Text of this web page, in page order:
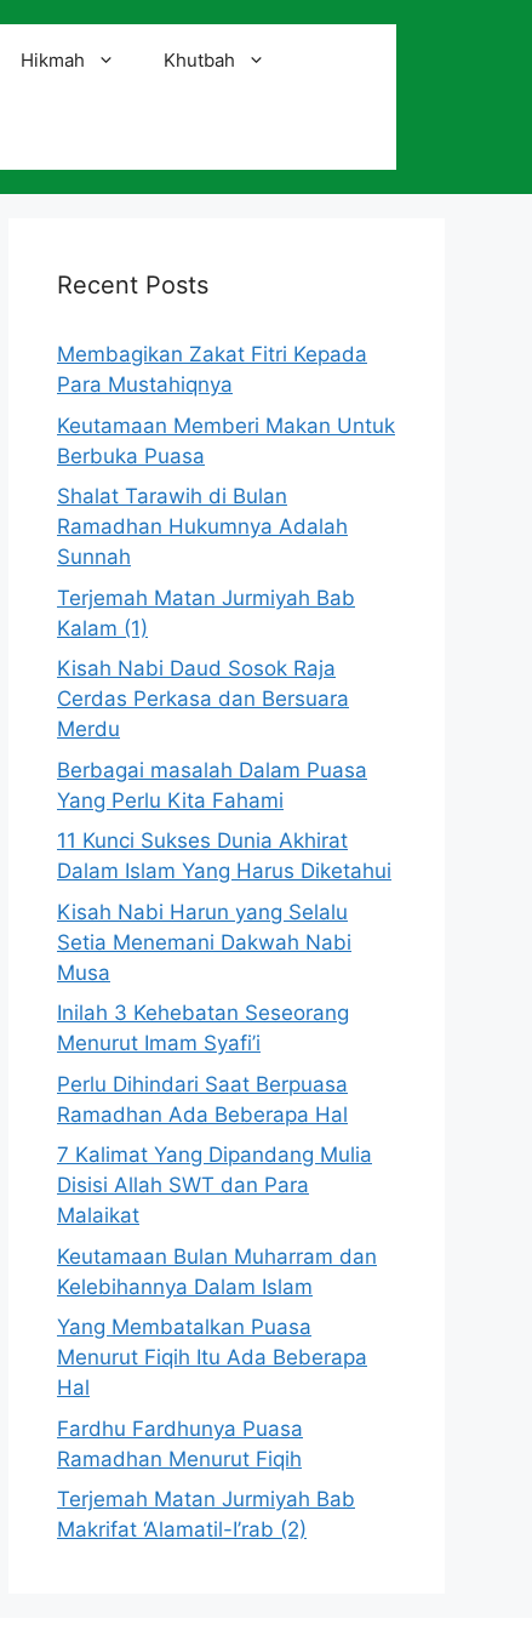
Hikmah Khutbah
Recent Posts
Membagikan Zakat Fitri Kepada
Para Mustahiqnya
Keutamaan Memberi Makan Untuk
Berbuka Puasa
Shalat Tarawih di Bulan
Ramadhan Hukumnya Adalah
Sunnah
Terjemah Matan Jurmiyah Bab
Kalam (1)
Kisah Nabi Daud Sosok Raja
Cerdas Perkasa dan Bersuara
Merdu
Berbagai masalah Dalam Puasa
Yang Perlu Kita Fahami
11 Kunci Sukses Dunia Akhirat
Dalam Islam Yang Harus Diketahui
Kisah Nabi Harun yang Selalu
Setia Menemani Dakwah Nabi
Musa
Inilah 3 Kehebatan Seseorang
Menurut Imam Syafi’i
Perlu Dihindari Saat Berpuasa
Ramadhan Ada Beberapa Hal
7 Kalimat Yang Dipandang Mulia
Disisi Allah SWT dan Para
Malaikat
Keutamaan Bulan Muharram dan
Kelebihannya Dalam Islam
Yang Membatalkan Puasa
Menurut Fiqih Itu Ada Beberapa
Hal
Fardhu Fardhunya Puasa
Ramadhan Menurut Fiqih
Terjemah Matan Jurmiyah Bab
Makrifat ‘Alamatil-I’rab (2)